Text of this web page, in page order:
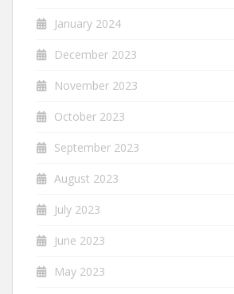
January 2024
December 2023
November 2023
October 2023
September 2023
August 2023
July 2023
June 2023
May 2023